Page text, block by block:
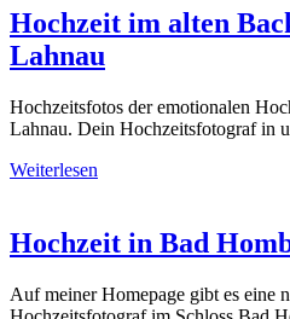
Hochzeit im alten
Lahnau
Hochzeitsfotos der emotionalen
Lahnau. Dein Hochzeitsfotograf in
Weiterlesen
Hochzeit in Bad
Auf meiner Homepage gibt es eine